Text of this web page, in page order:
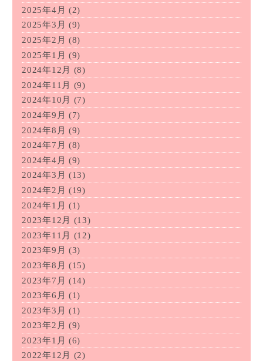
2025年4月 (2)
2025年3月 (9)
2025年2月 (8)
2025年1月 (9)
2024年12月
(8)
2024年11月
(9)
2024年10月
(7)
2024年9月 (7)
2024年8月 (9)
2024年7月 (8)
2024年4月 (9)
2024年3月 (13)
2024年2月 (19)
2024年1月 (1)
2023年12月
(13)
2023年11月
(12)
2023年9月 (3)
2023年8月 (15)
2023年7月 (14)
2023年6月 (1)
2023年3月 (1)
2023年2月 (9)
2023年1月 (6)
2022年12月
(2)